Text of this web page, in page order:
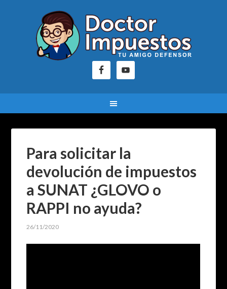
Para solicitar la
devolución de impuestos
a SUNAT ¿GLOVO o
RAPPI no ayuda?
26/11/2020